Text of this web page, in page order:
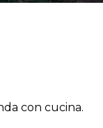
con cucina.